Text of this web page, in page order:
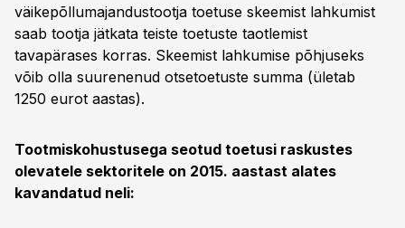
väikepõllumajandustootja toetuse skeemist lahkumist
saab tootja jätkata teiste toetuste taotlemist
tavapärases korras. Skeemist lahkumise põhjuseks
võib olla suurenenud otsetoetuste summa (ületab
1250 eurot aastas).
Tootmiskohustusega seotud toetusi raskustes
olevatele sektoritele on 2015. aastast alates
kavandatud neli: